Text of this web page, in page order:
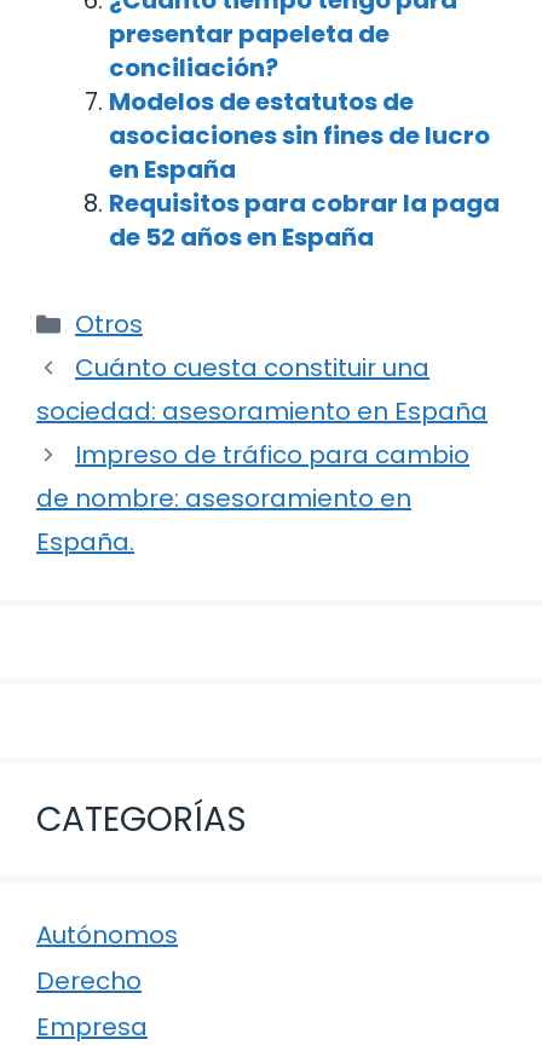
presentar papeleta de
conciliación?
Modelos de estatutos de
asociaciones sin fines de lucro
en España
Requisitos para cobrar la paga
de 52 años en España
Categorías
Otros
Navegación
de
Cuánto cuesta constituir una
sociedad: asesoramiento en España
Impreso de tráfico para cambio
de nombre: asesoramiento en
España.
CATEGORÍAS
Autónomos
Derecho
Empresa